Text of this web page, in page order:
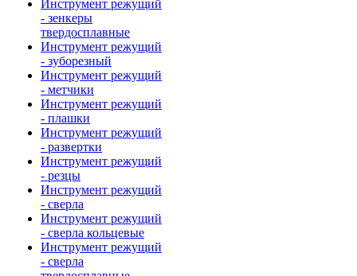
Инструмент режущий
- зенкеры
твердосплавные
Инструмент режущий
- зуборезный
Инструмент режущий
- метчики
Инструмент режущий
- плашки
Инструмент режущий
- развертки
Инструмент режущий
- резцы
Инструмент режущий
- сверла
Инструмент режущий
- сверла кольцевые
Инструмент режущий
- сверла